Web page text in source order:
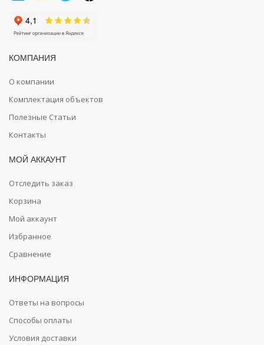
КОМПАНИЯ
О компании
Комплектация объектов
Полезные Статьи
Контакты
МОЙ АККАУНТ
Отследить заказ
Корзина
Мой аккаунт
Избранное
Сравнение
ИНФОРМАЦИЯ
Ответы на вопросы
Способы оплаты
Условия доставки